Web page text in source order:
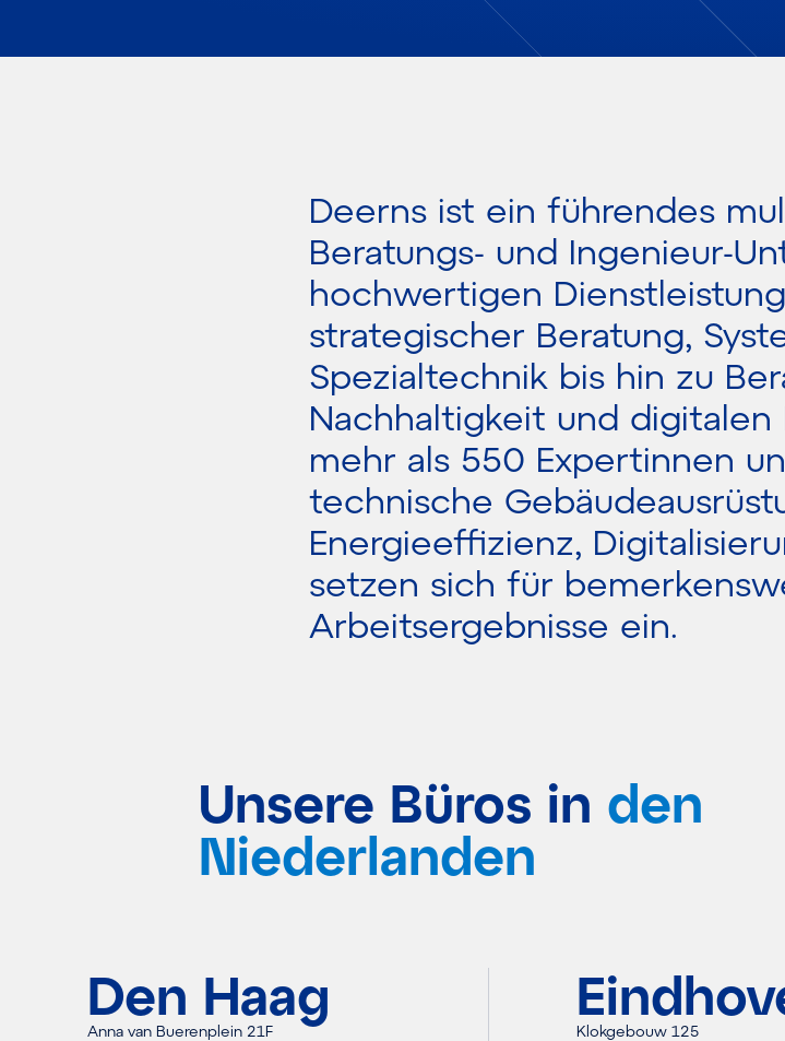
Deerns ist ein führendes
Beratungs- und Ingenieur-
hochwertigen
strategischer Beratung,
Spezialtechnik bis hin zu
Nachhaltigkeit und digitalen
mehr als 550 Expertinnen
technische
Energieeffizienz,
setzen sich für
Arbeitsergebnisse ein.
Unsere Büros in den
Niederlanden
Den Haag
Anna van Buerenplein 21F
Klokgebouw 125